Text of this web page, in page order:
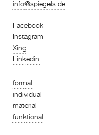
info@spiegels.de
Facebook
Instagram
Xing
Linkedin
formal
individual
material
funktional